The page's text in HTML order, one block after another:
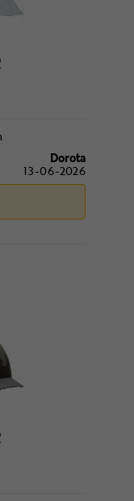
Dorota
13-06-2026